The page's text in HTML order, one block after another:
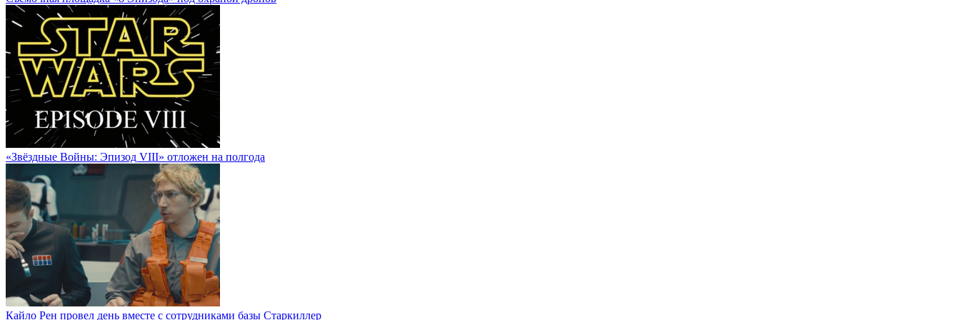
«Звёздные Войны: Эпизод VIII» отложен на полгода
Кайло Рен провел день вместе с сотрудниками базы Старкиллер